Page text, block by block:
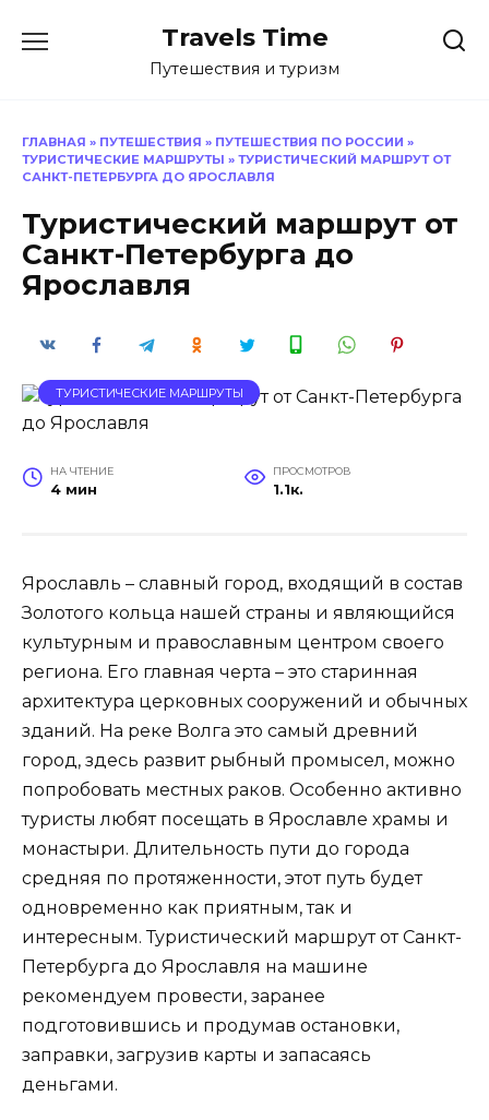
Travels Time
Путешествия и туризм
ГЛАВНАЯ » ПУТЕШЕСТВИЯ » ПУТЕШЕСТВИЯ ПО РОССИИ »
ТУРИСТИЧЕСКИЕ МАРШРУТЫ » ТУРИСТИЧЕСКИЙ МАРШРУТ ОТ
САНКТ-ПЕТЕРБУРГА ДО ЯРОСЛАВЛЯ
Туристический маршрут от
Санкт-Петербурга до
Ярославля
ТУРИСТИЧЕСКИЕ МАРШРУТЫ
НА ЧТЕНИЕ
4 мин
ПРОСМОТРОВ
1.1к.
Ярославль – славный город, входящий в состав
Золотого кольца нашей страны и являющийся
культурным и православным центром своего
региона. Его главная черта – это старинная
архитектура церковных сооружений и обычных
зданий. На реке Волга это самый древний
город, здесь развит рыбный промысел, можно
попробовать местных раков. Особенно активно
туристы любят посещать в Ярославле храмы и
монастыри. Длительность пути до города
средняя по протяженности, этот путь будет
одновременно как приятным, так и
интересным. Туристический маршрут от Санкт-
Петербурга до Ярославля на машине
рекомендуем провести, заранее
подготовившись и продумав остановки,
заправки, загрузив карты и запасаясь
деньгами.